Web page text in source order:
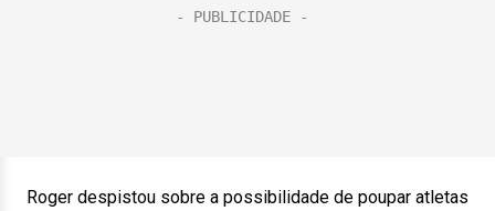
Roger despistou sobre a possibilidade de poupar atletas